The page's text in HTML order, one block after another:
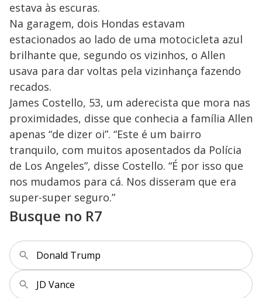
estava às escuras.
Na garagem, dois Hondas estavam
estacionados ao lado de uma motocicleta azul
brilhante que, segundo os vizinhos, o Allen
usava para dar voltas pela vizinhança fazendo
recados.
James Costello, 53, um aderecista que mora nas
proximidades, disse que conhecia a família Allen
apenas “de dizer oi”. “Este é um bairro
tranquilo, com muitos aposentados da Polícia
de Los Angeles”, disse Costello. “É por isso que
nos mudamos para cá. Nos disseram que era
super-super seguro.”
Busque no R7
Donald Trump
JD Vance